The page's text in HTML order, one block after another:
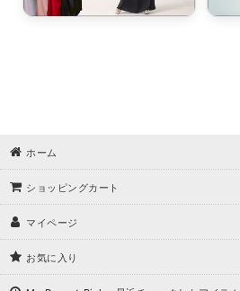
ホーム
ショッピングカート
マイページ
お気に入り